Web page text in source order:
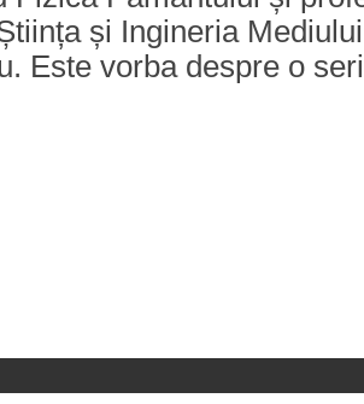
și Ingineria
Este vorba despre o